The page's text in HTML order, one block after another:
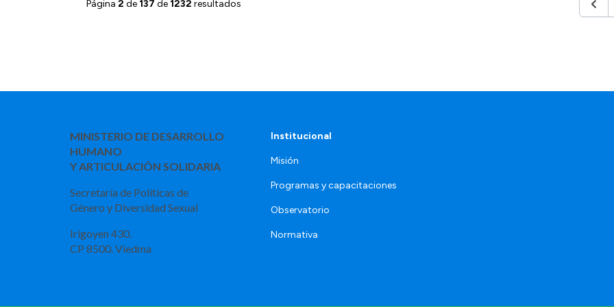
Página 2 de 137 de 1232 resultados
MINISTERIO DE DESARROLLO
HUMANO
Y ARTICULACIÓN SOLIDARIA
Secretaría de Políticas de
Género y Diversidad Sexual
Irigoyen 430.
CP 8500. Viedma
Institucional
Misión
Programas y capacitaciones
Observatorio
Normativa